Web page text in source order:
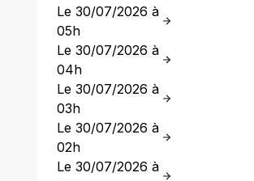
Le 30/07/2026 à
05h
Le 30/07/2026 à
04h
Le 30/07/2026 à
03h
Le 30/07/2026 à
02h
Le 30/07/2026 à